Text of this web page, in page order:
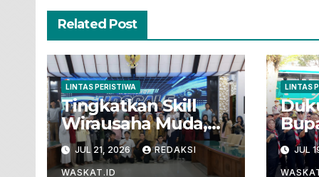
Related Post
LINTAS PERISTIWA
Tingkatkan Skill
Wirausaha Muda,
Dinpora Bojonegoro
Gelar Workshop
JUL 21, 2026 REDAKSI
WASKAT.ID
LINTAS
JUL